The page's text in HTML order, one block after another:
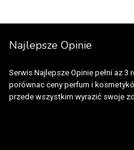
Najlepsze Opinie
Serwis Najlepsze Opinie pełni az
porównac ceny perfum i
przede wszystkim wyrazić swoje